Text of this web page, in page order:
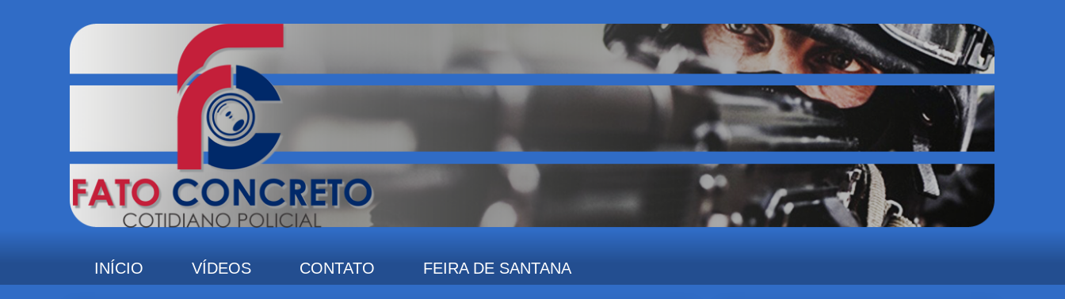
INÍCIO VÍDEOS CONTATO FEIRA DE SANTANA